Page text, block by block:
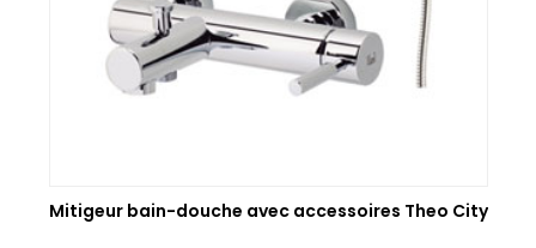
Mitigeur bain-douche avec accessoires Theo City